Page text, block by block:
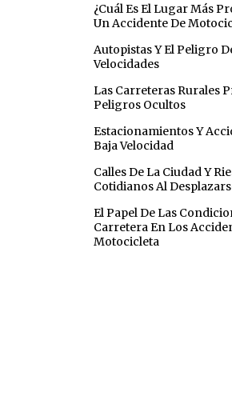
¿Cuál Es El Lugar Más
Un Accidente De
Autopistas Y El Peligro
Velocidades
Las Carreteras Rurales
Peligros Ocultos
Estacionamientos Y
Baja Velocidad
Calles De La Ciudad Y
Cotidianos Al
El Papel De Las
Carretera En Los
Motocicleta